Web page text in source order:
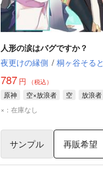
人形の涙はバグですか？
夜更けの縁側 / 桐ヶ谷そると
787円 （税込）
原神 空×放浪者 空
放浪者
×：在庫なし
サンプル 再販希望